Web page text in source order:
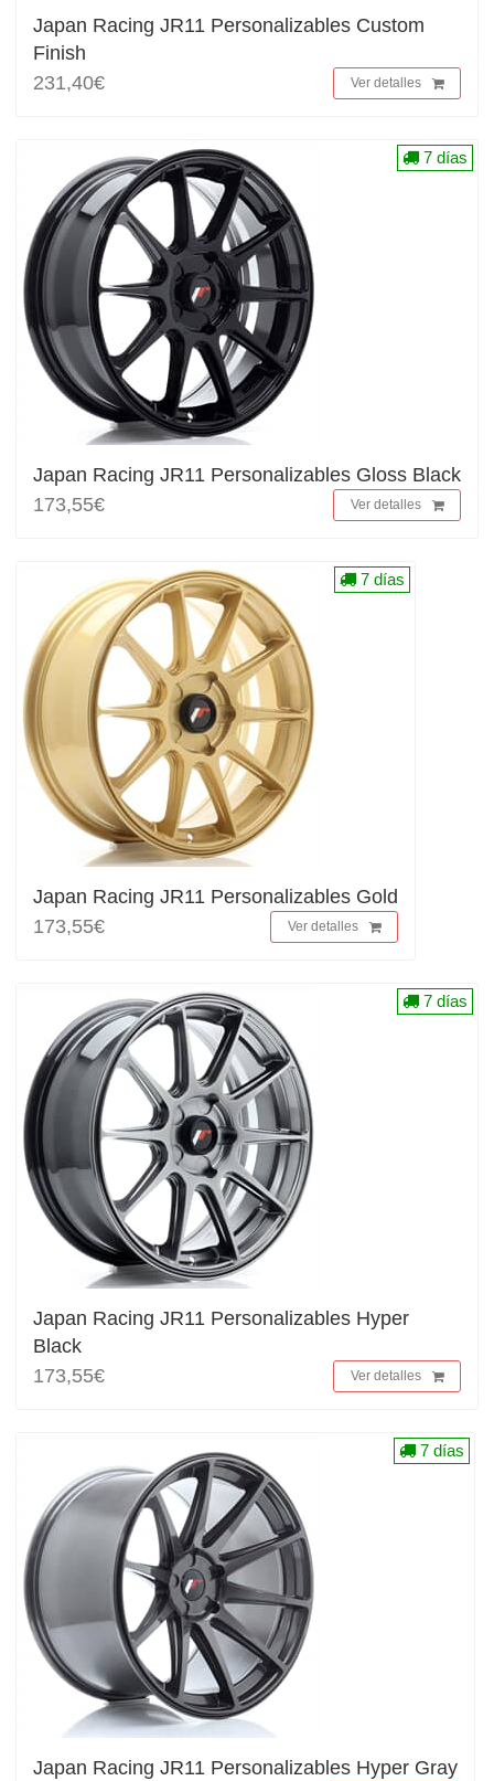
Japan Racing JR11 Personalizables Custom
Finish
231,40€
Ver detalles
Japan Racing JR11 Personalizables Gloss Black
173,55€
Ver detalles
7 días
Japan Racing JR11 Personalizables Gold
173,55€
Ver detalles
7 días
Japan Racing JR11 Personalizables Hyper
Black
173,55€
Ver detalles
7 días
Japan Racing JR11 Personalizables Hyper Gray
7 días